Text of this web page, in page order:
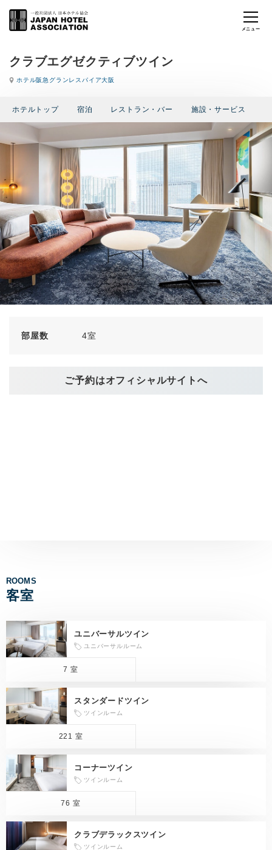
クラブエグゼクティブツイン
ホテル阪急グランレスパイア大阪
ホテルトップ 宿泊 レストラン・バー 施設・サービス
ご予約はオフィシャルサイトへ
部屋数 4室
ROOMS
客室
ユニバーサルツイン
ユニバーサルルーム
7 室
スタンダードツイン
ツインルーム
221 室
コーナーツイン
ツインルーム
76 室
クラブデラックスツイン
ツインルーム